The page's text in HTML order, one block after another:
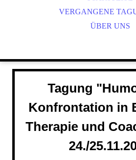
VERGANGENE
ÜBER UNS
Tagung
Konfrontation in
Therapie und
24./